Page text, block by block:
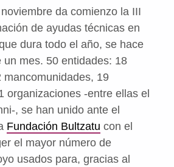
da comienzo la III
de ayudas técnicas en
dura todo el año, se hace
un mes. 50 entidades: 18
mancomunidades, 19
organizaciones -entre ellas el
, se han unido ante el
Fundación Bultzatu con el
el mayor número de
usados para, gracias al